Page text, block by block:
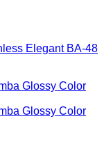
Elegant BA-48